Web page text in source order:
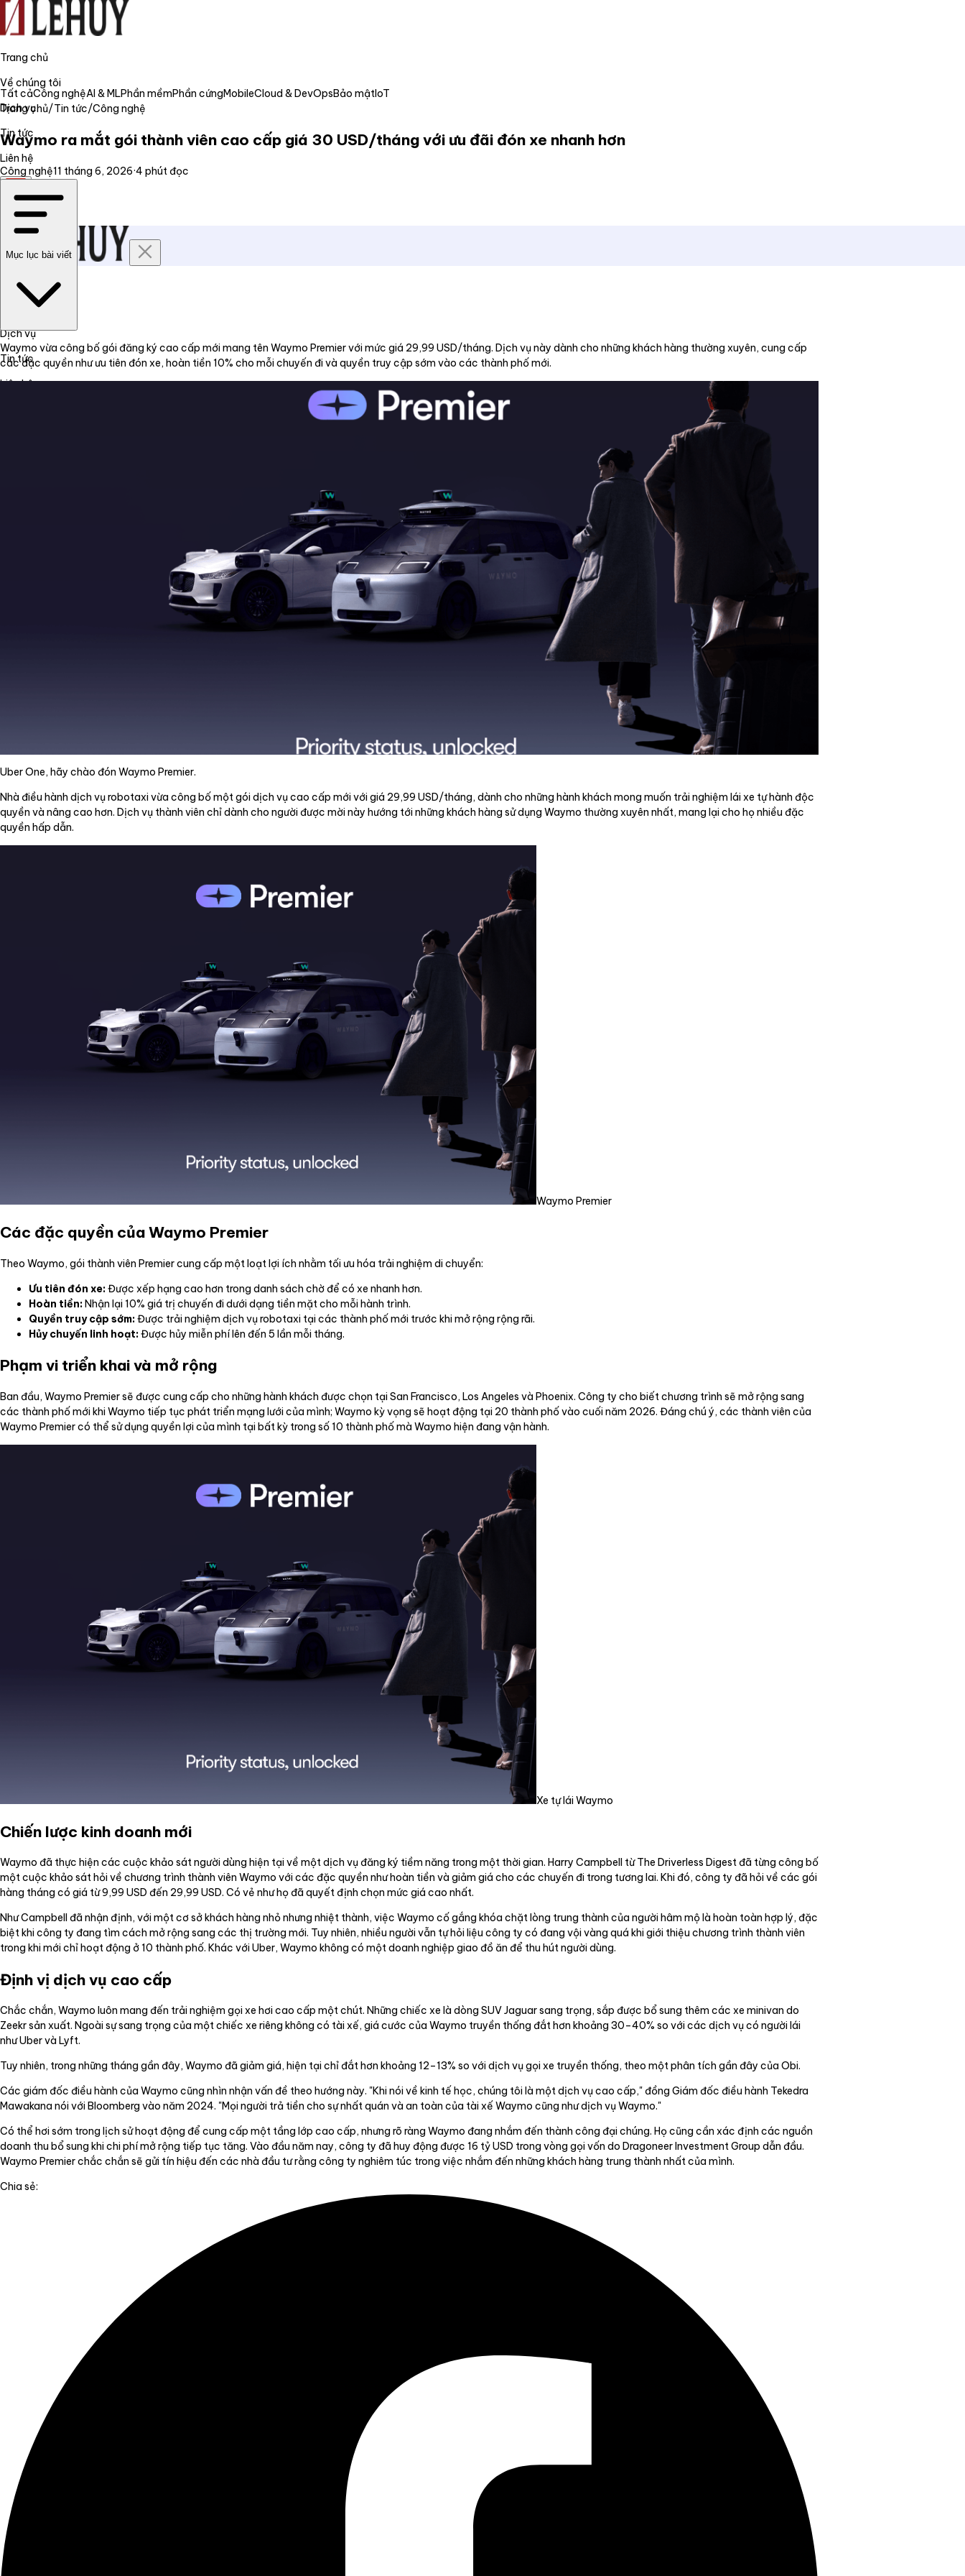
Trang chủ
Về chúng tôi
Dịch vụ
Tin tức
Liên hệ
Trang chủ
Về chúng tôi
Dịch vụ
Tin tức
Liên hệ
Tất cảCông nghệAI & MLPhần mềmPhần cứngMobileCloud & DevOpsBảo mậtIoT
Trang chủ/Tin tức/Công nghệ
Waymo ra mắt gói thành viên cao cấp giá 30 USD/tháng với ưu đãi đón xe nhanh hơn
Công nghệ11 tháng 6, 2026·4 phút đọc
Mục lục bài viết
Waymo vừa công bố gói đăng ký cao cấp mới mang tên Waymo Premier với mức giá 29,99 USD/tháng. Dịch vụ này dành cho những khách hàng thường xuyên, cung cấp
các đặc quyền như ưu tiên đón xe, hoàn tiền 10% cho mỗi chuyến đi và quyền truy cập sớm vào các thành phố mới.
Uber One, hãy chào đón Waymo Premier.
Nhà điều hành dịch vụ robotaxi vừa công bố một gói dịch vụ cao cấp mới với giá 29,99 USD/tháng, dành cho những hành khách mong muốn trải nghiệm lái xe tự hành độc
quyền và nâng cao hơn. Dịch vụ thành viên chỉ dành cho người được mời này hướng tới những khách hàng sử dụng Waymo thường xuyên nhất, mang lại cho họ nhiều đặc
quyền hấp dẫn.
Waymo Premier
Các đặc quyền của Waymo Premier
Theo Waymo, gói thành viên Premier cung cấp một loạt lợi ích nhằm tối ưu hóa trải nghiệm di chuyển:
Ưu tiên đón xe:Được xếp hạng cao hơn trong danh sách chờ để có xe nhanh hơn.
Hoàn tiền:Nhận lại 10% giá trị chuyến đi dưới dạng tiền mặt cho mỗi hành trình.
Quyền truy cập sớm:Được trải nghiệm dịch vụ robotaxi tại các thành phố mới trước khi mở rộng rộng rãi.
Hủy chuyến linh hoạt:Được hủy miễn phí lên đến 5 lần mỗi tháng.
Phạm vi triển khai và mở rộng
Ban đầu, Waymo Premier sẽ được cung cấp cho những hành khách được chọn tại San Francisco, Los Angeles và Phoenix. Công ty cho biết chương trình sẽ mở rộng sang
các thành phố mới khi Waymo tiếp tục phát triển mạng lưới của mình; Waymo kỳ vọng sẽ hoạt động tại 20 thành phố vào cuối năm 2026. Đáng chú ý, các thành viên của
Waymo Premier có thể sử dụng quyền lợi của mình tại bất kỳ trong số 10 thành phố mà Waymo hiện đang vận hành.
Xe tự lái Waymo
Chiến lược kinh doanh mới
Waymo đã thực hiện các cuộc khảo sát người dùng hiện tại về một dịch vụ đăng ký tiềm năng trong một thời gian. Harry Campbell từ The Driverless Digest đã từng công bố
một cuộc khảo sát hỏi về chương trình thành viên Waymo với các đặc quyền như hoàn tiền và giảm giá cho các chuyến đi trong tương lai. Khi đó, công ty đã hỏi về các gói
hàng tháng có giá từ 9,99 USD đến 29,99 USD. Có vẻ như họ đã quyết định chọn mức giá cao nhất.
Như Campbell đã nhận định, với một cơ sở khách hàng nhỏ nhưng nhiệt thành, việc Waymo cố gắng khóa chặt lòng trung thành của người hâm mộ là hoàn toàn hợp lý, đặc
biệt khi công ty đang tìm cách mở rộng sang các thị trường mới. Tuy nhiên, nhiều người vẫn tự hỏi liệu công ty có đang vội vàng quá khi giới thiệu chương trình thành viên
trong khi mới chỉ hoạt động ở 10 thành phố. Khác với Uber, Waymo không có một doanh nghiệp giao đồ ăn để thu hút người dùng.
Định vị dịch vụ cao cấp
Chắc chắn, Waymo luôn mang đến trải nghiệm gọi xe hơi cao cấp một chút. Những chiếc xe là dòng SUV Jaguar sang trọng, sắp được bổ sung thêm các xe minivan do
Zeekr sản xuất. Ngoài sự sang trọng của một chiếc xe riêng không có tài xế, giá cước của Waymo truyền thống đắt hơn khoảng 30–40% so với các dịch vụ có người lái
như Uber và Lyft.
Tuy nhiên, trong những tháng gần đây, Waymo đã giảm giá, hiện tại chỉ đắt hơn khoảng 12–13% so với dịch vụ gọi xe truyền thống, theo một phân tích gần đây của Obi.
Các giám đốc điều hành của Waymo cũng nhìn nhận vấn đề theo hướng này. "Khi nói về kinh tế học, chúng tôi là một dịch vụ cao cấp," đồng Giám đốc điều hành Tekedra
Mawakana nói với Bloomberg vào năm 2024. "Mọi người trả tiền cho sự nhất quán và an toàn của tài xế Waymo cũng như dịch vụ Waymo."
Có thể hơi sớm trong lịch sử hoạt động để cung cấp một tầng lớp cao cấp, nhưng rõ ràng Waymo đang nhắm đến thành công đại chúng. Họ cũng cần xác định các nguồn
doanh thu bổ sung khi chi phí mở rộng tiếp tục tăng. Vào đầu năm nay, công ty đã huy động được 16 tỷ USD trong vòng gọi vốn do Dragoneer Investment Group dẫn đầu.
Waymo Premier chắc chắn sẽ gửi tín hiệu đến các nhà đầu tư rằng công ty nghiêm túc trong việc nhắm đến những khách hàng trung thành nhất của mình.
Chia sẻ: